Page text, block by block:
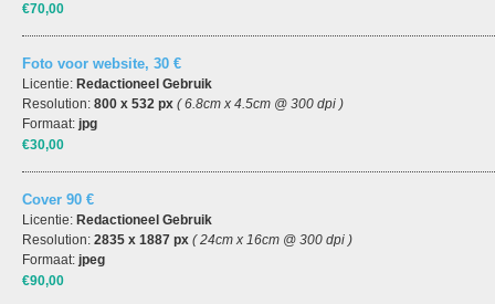
€70,00
Foto voor website, 30 €
Licentie: Redactioneel Gebruik
Resolution: 800 x 532 px ( 6.8cm x 4.5cm @ 300 dpi )
Formaat: jpg
€30,00
Cover 90 €
Licentie: Redactioneel Gebruik
Resolution: 2835 x 1887 px ( 24cm x 16cm @ 300 dpi )
Formaat: jpeg
€90,00